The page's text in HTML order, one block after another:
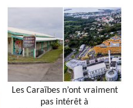
Les Caraïbes n’ont vraiment
pas intérêt à